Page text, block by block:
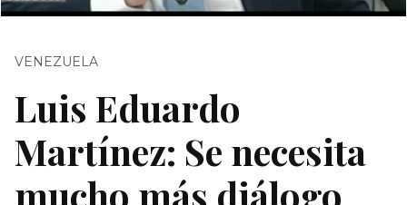
VENEZUELA
Luis Eduardo
Martínez: Se necesita
mucho más diálogo